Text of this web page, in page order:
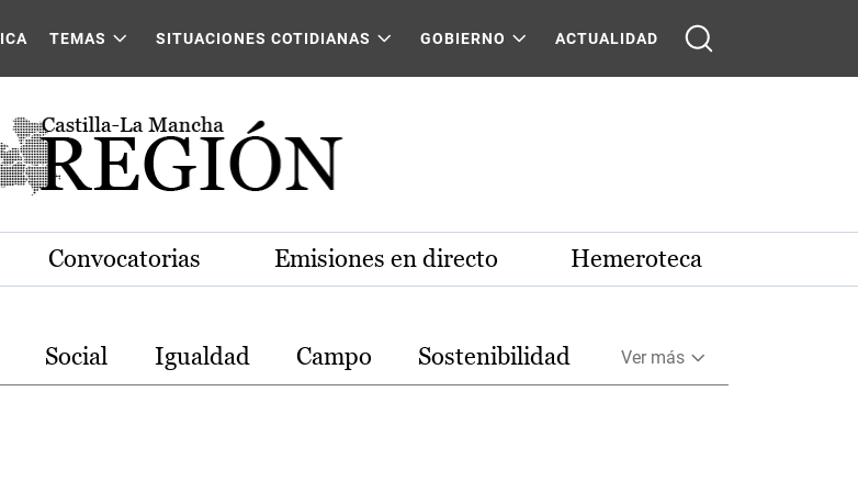
TEMAS SITUACIONES COTIDIANAS GOBIERNO ACTUALIDAD
Convocatorias Emisiones en directo Hemeroteca
Social Igualdad Campo Sostenibilidad Ver más